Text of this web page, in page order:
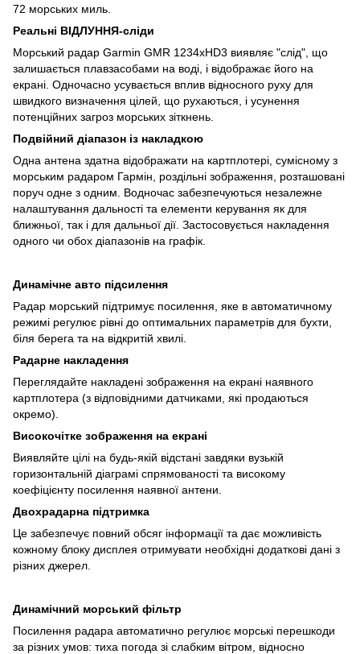
72 морських миль.
Реальні ВІДЛУННЯ-сліди
Морський радар Garmin GMR 1234хHD3 виявляє "слід", що
залишається плавзасобами на воді, і відображає його на
екрані. Одночасно усувається вплив відносного руху для
швидкого визначення цілей, що рухаються, і усунення
потенційних загроз морських зіткнень.
Подвійний діапазон із накладкою
Одна антена здатна відображати на картплотері, сумісному з
морським радаром Гармін, роздільні зображення, розташовані
поруч одне з одним. Водночас забезпечуються незалежне
налаштування дальності та елементи керування як для
ближньої, так і для дальньої дії. Застосовується накладення
одного чи обох діапазонів на графік.
Динамічне авто підсилення
Радар морський підтримує посилення, яке в автоматичному
режимі регулює рівні до оптимальних параметрів для бухти,
біля берега та на відкритій хвилі.
Радарне накладення
Переглядайте накладені зображення на екрані наявного
картплотера (з відповідними датчиками, які продаються
окремо).
Високочітке зображення на екрані
Виявляйте цілі на будь-якій відстані завдяки вузькій
горизонтальній діаграмі спрямованості та високому
коефіцієнту посилення наявної антени.
Двохрадарна підтримка
Це забезпечує повний обсяг інформації та дає можливість
кожному блоку дисплея отримувати необхідні додаткові дані з
різних джерел.
Динамічний морський фільтр
Посилення радара автоматично регулює морські перешкоди
за різних умов: тиха погода зі слабким вітром, відносно